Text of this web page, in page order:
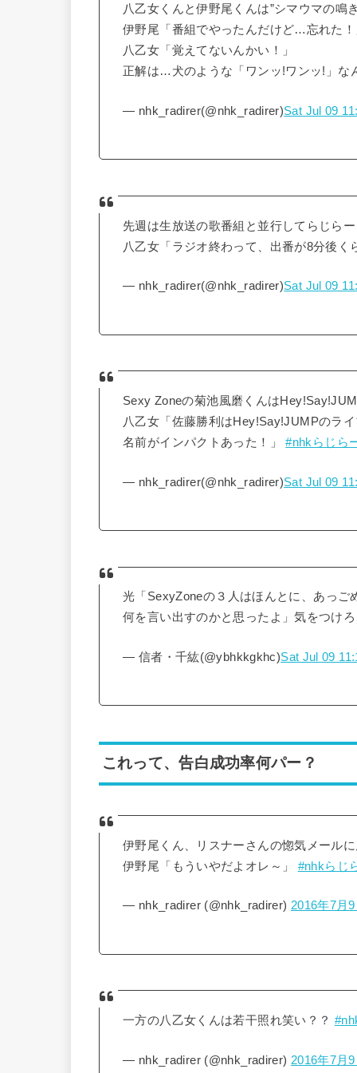
八乙女くんと伊野尾くんは”シマウマの鳴
伊野尾「番組でやったんだけど…忘れた
八乙女「覚えてないんかい！」
正解は…犬のような「ワンッ!ワンッ!」な
— nhk_radirer(@nhk_radirer)Sat Jul 09
先週は生放送の歌番組と並行してらじら
八乙女「ラジオ終わって、出番が8分後
— nhk_radirer(@nhk_radirer)Sat Jul 09
Sexy Zoneの菊池風磨くんは
八乙女「佐藤勝利はHey!Say!JUMPのラ
名前がインパクトあった！」#nhkらじら
— nhk_radirer(@nhk_radirer)Sat Jul 09
光「SexyZoneの３人はほんとに、あっ
何を言い出すのかと思ったよ」気をつけ
— 信者・千紘(@ybhkkgkhc)Sat Jul 09
これって、告白成功率何パー？
伊野尾くん、リスナーさんの惚気メール
伊野尾「もういやだよオレ～」 #nhkらじ
— nhk_radirer (@nhk_radirer) 2016年7月
一方の八乙女くんは若干照れ笑い？？
— nhk_radirer (@nhk_radirer) 2016年7月